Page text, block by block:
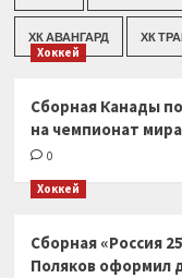
ХК АВАНГАРД ХК
Хоккей
Сборная Канады
на чемпионат мира
0
Хоккей
Сборная «Россия
Поляков оформил